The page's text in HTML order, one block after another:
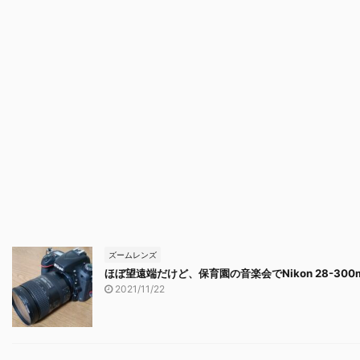
ズームレンズ
ほぼ望遠端だけど、保育園の音楽会でNikon 28-
2021/11/22